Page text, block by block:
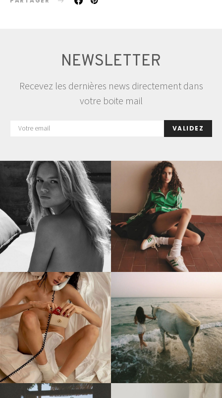
NEWSLETTER
Recevez les dernières news directement dans
votre boite mail
VALIDEZ